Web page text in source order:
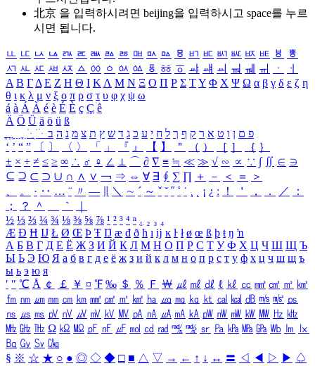
北京 을 입력하시려면 beijing을 입력하시고 space를 누르
시면 됩니다.
ㅥ ㅦ ㅧ ㅨ ㅩ ㅪ ㅫ ㅬ ㅭ ㅮ ㅯ ㅰ ㅱ ㅲ ㅳ ㅴ ㅵ ㅶ ㅷ ㅸ
ㅹ
ㅺ ㅻ ㅼ ㅽ ㅾ ㅿ ㆀ ㆁ ㆂ ㆃ ㆄ ㆅ ㆆ ㆇ ㆈ ㆉ ㆊ ㆋ ㆌ ㆍ
ㆎ
Α Β ΓΔ Ε Ζ Η Θ Ι ΚΛ Μ Ν Ξ Ο Π Ρ Σ ΤΥ Φ Χ Ψ Ω α β γ δ ε ζ η
θ ι κ λ μ ν ξ ο π ρ σ τ υ φ χ ψ ω
á à Á À é è É È ç Ç ê
Ä Ö Ü ä ö ü ß
ִֶֹ ֻּ ׁׂ פ ם ן ו ט א ר ק ף ך ל ח י ע כ ג ד ש ץ ת צ מ נ ה ב
‘ ’ “ ” 〔 〕 〈 〉 「 」 『 』 【 】 ＂ （ ） ［ ］ ｛ ｝
± × ÷ ≠ ≤ ≥ ∞ ∴ ♂ ♀ ∠ ⊥ ⌒ ∂ ∇ ≡ ≒ ≪ ≫ √ ∽ ∝ ∵ ∫ ∬ ∈ ∋
⊆ ⊇ ⊂ ⊃ ∪ ∩ ∧ ∨ ￢ ⇒ ⇔ ∀ ∃ ∮ ∑ ∏ ＋ － ＜ ＝
＞
、
。 · ‥ … ¨ 〃 ― ＼ ∼ ´ ～ ˇ ˘ ˝ ˚ ˙ ¸ ¡ ¿ ː ！ ＇ ， ． ／
：
；
？ ＾ ｀
½ ⅓ ⅔ ¼ ¾ ⅛ ⅜ ⅝ ⅞ ¹ ² ³ ⁴ ⁿ ₁ ₂ ₃ ₄
Æ Ð Ħ Ĳ Ł Ø Œ Þ Ŧ Ŋ æ đ ð ħ ı ĳ ĸ ŀ ł ø œ ß þ ŧ ŋ ŉ
А Б В Г Д Е Ё Ж З И Й К Л М Н О П Р С Т У Ф Х Ц Ч Ш Щ Ъ
Ы Ь Э Ю Я а б в г д е ё ж з и й к л м н о п р с т у ф х ц ч ш щ ъ
ы ь э ю я
′ ″ ℃ Å ￠ ￡ ￥ ¤ ℉ ‰ ＄ ％ Ｆ ￦ ㎕ ㎖ ㎗ ℓ ㎘ ㏄ ㎣ ㎤ ㎥ ㎦
㎙ ㎚ ㎛ ㎜ ㎝ ㎞ ㎟ ㎠ ㎡ ㎢ ㏊ ㎍ ㎎ ㎏ ㏏ ㎈ ㎉ ㏈ ㎧ ㎨ ㎰
㎱ ㎲ ㎳ ㎴ ㎵ ㎶ ㎷ ㎸ ㎹ ㎀ ㎁ ㎂ ㎃ ㎄ ㎺ ㎻ ㎽ ㎾ ㎿ ㎐ ㎑
㎒ ㎓ ㎔ Ω ㏀ ㏁ ㎊ ㎋ ㎌ ㏖ ㏅ ㎭ ㎮ ㎯ ㏛ ㎩ ㎪ ㎫ ㎬ ㏝ ㏐
㏓
㏃ ㏉ ㏜ ㏆
§ ※ ☆ ★ ○ ● ◎ ◇ ◆ □ ■ △ ▽ → ← ↑ ↓ ↔ 〓 ◁ ◀ ▷ ▶ ♤